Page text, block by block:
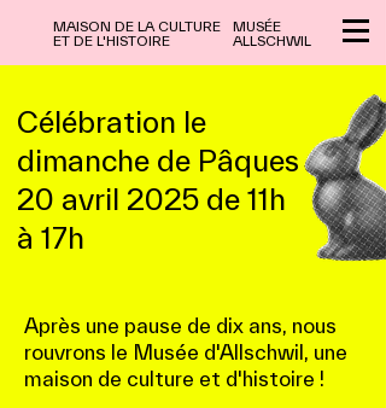
MUSÉE
ALLSCHWIL
MAISON DE LA CULTURE
ET DE L'HISTOIRE
Célébration le
dimanche de Pâques
20 avril 2025 de 11h
à 17h
Après une pause de dix ans, nous
rouvrons le Musée d'Allschwil, une
maison de culture et d'histoire !